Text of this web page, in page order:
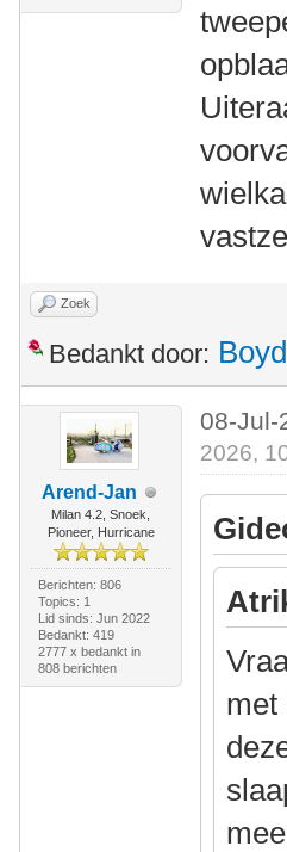
Zoek
Bedankt door:
Arend-Jan
Milan 4.2, Snoek,
Pioneer, Hurricane
Berichten: 806
Topics: 1
Lid sinds: Jun 2022
Bedankt: 419
2777 x bedankt in
808 berichten
08-Jul-
2026,
met